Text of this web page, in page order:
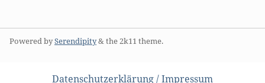
Powered bySerendipity& the2k11 theme.
Datenschutzerklärung / Impressum